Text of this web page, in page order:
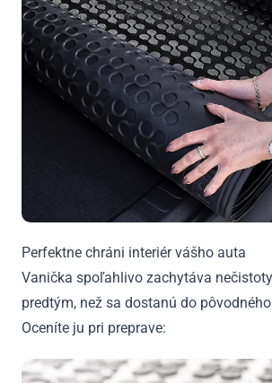
Perfektne chráni interiér vášho auta
Vanička spoľahlivo zachytáva
predtým, než sa dostanú do
Oceníte ju pri preprave: